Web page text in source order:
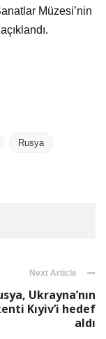
Müzesi’nin
Rusya
Next Article
Ukrayna’nın
Kıyiv’i hedef
aldı